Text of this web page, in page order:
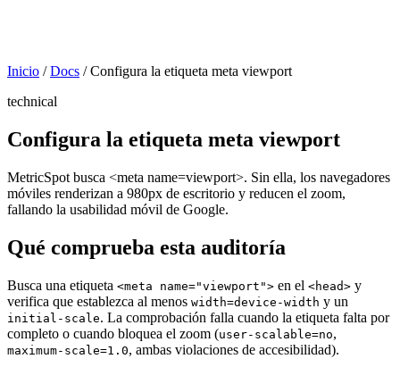
Inicio / Docs / Configura la etiqueta meta viewport
technical
Configura la etiqueta meta viewport
MetricSpot busca <meta name=viewport>. Sin ella, los navegadores
móviles renderizan a 980px de escritorio y reducen el zoom,
fallando la usabilidad móvil de Google.
Qué comprueba esta auditoría
Busca una etiqueta <meta name="viewport"> en el <head> y
verifica que establezca al menos width=device-width y un
initial-scale. La comprobación falla cuando la etiqueta falta por
completo o cuando bloquea el zoom (user-scalable=no,
maximum-scale=1.0, ambas violaciones de accesibilidad).